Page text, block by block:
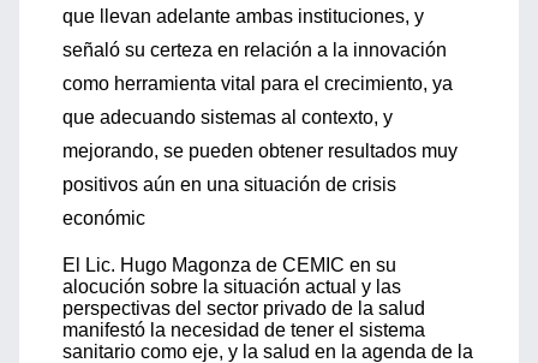
que llevan adelante ambas instituciones, y
señaló su certeza en relación a la innovación
como herramienta vital para el crecimiento, ya
que adecuando sistemas al contexto, y
mejorando, se pueden obtener resultados muy
positivos aún en una situación de crisis
económic
El Lic. Hugo Magonza de CEMIC en su
alocución sobre la situación actual y las
perspectivas del sector privado de la salud
manifestó la necesidad de tener el sistema
sanitario como eje, y la salud en la agenda de la